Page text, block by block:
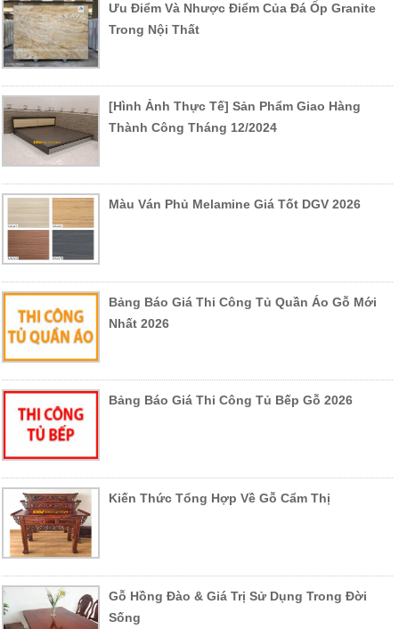
Ưu Điểm Và Nhược Điểm Của Đá Ốp Granite
Trong Nội Thất
[Hình Ảnh Thực Tế] Sản Phẩm Giao Hàng
Thành Công Tháng 12/2024
Màu Ván Phủ Melamine Giá Tốt DGV 2026
Bảng Báo Giá Thi Công Tủ Quần Áo Gỗ Mới
Nhất 2026
Bảng Báo Giá Thi Công Tủ Bếp Gỗ 2026
Kiến Thức Tổng Hợp Về Gỗ Cẩm Thị
Gỗ Hồng Đào & Giá Trị Sử Dụng Trong Đời
Sống